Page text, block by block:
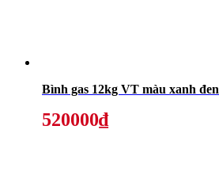
Bình gas 12kg VT màu xanh đen
520000₫